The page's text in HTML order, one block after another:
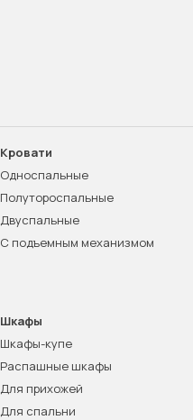
Кровати
Односпальные
Полутороспальные
Двуспальные
С подъемным механизмом
Шкафы
Шкафы-купе
Распашные шкафы
Для прихожей
Для спальни